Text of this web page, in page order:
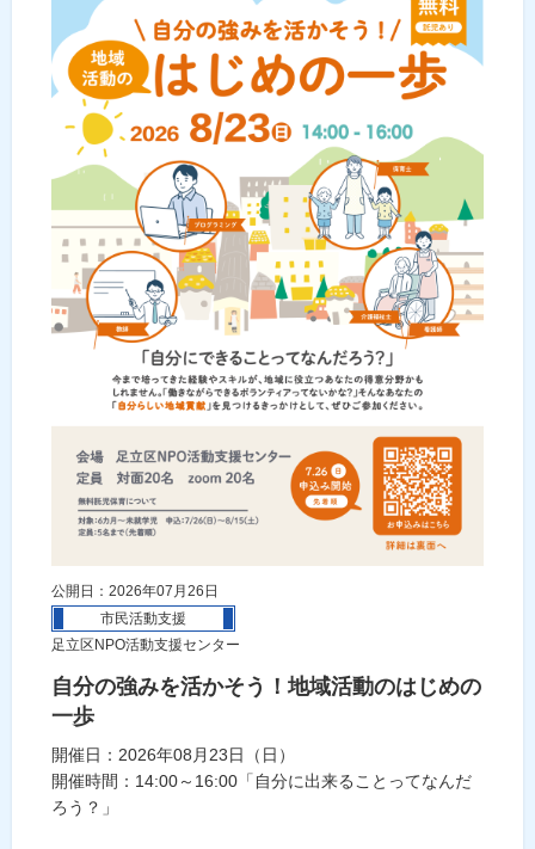
公開日：2026年07月26日
市民活動支援
足立区NPO活動支援センター
自分の強みを活かそう！地域活動のはじめの
一歩
開催日：2026年08月23日（日）
開催時間：14:00～16:00「自分に出来ることってなんだ
ろう？」